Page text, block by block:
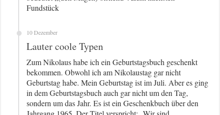
Fundstück
10 Dezember
Lauter coole Typen
Zum Nikolaus habe ich ein Geburtstagsbuch geschenkt
bekommen. Obwohl ich am Nikolaustag gar nicht
Geburtstag habe. Mein Geburtstag ist im Juli. Aber es ging
in dem Geburtstagsbuch auch gar nicht um den Tag,
sondern um das Jahr. Es ist ein Geschenkbuch über den